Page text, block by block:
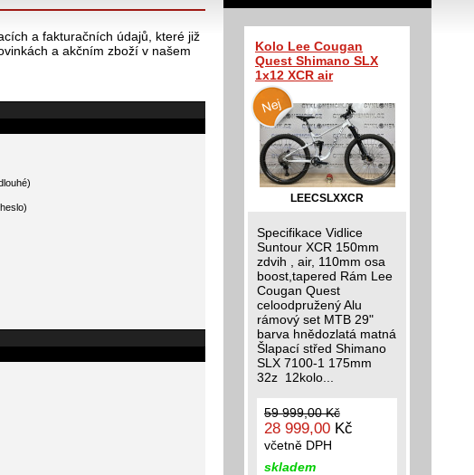
a fakturačních údajů, které již
a akčním zboží v našem
Kolo Lee Cougan
Quest Shimano SLX
1x12 XCR air
LEECSLXXCR
Specifikace Vidlice
Suntour XCR 150mm
zdvih , air, 110mm osa
boost,tapered Rám Lee
Cougan Quest
celoodpružený Alu
rámový set MTB 29"
barva hnědozlatá matná
Šlapací střed Shimano
SLX 7100-1 175mm
32z 12kolo...
59 999,00 Kč
28 999,00 Kč
včetně DPH
skladem